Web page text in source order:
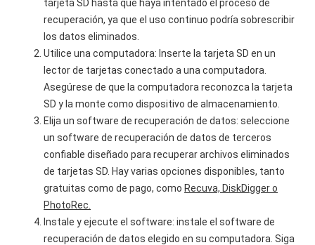
tarjeta SD hasta que haya intentado el proceso de
recuperación, ya que el uso continuo podría sobrescribir
los datos eliminados.
Utilice una computadora: Inserte la tarjeta SD en un
lector de tarjetas conectado a una computadora.
Asegúrese de que la computadora reconozca la tarjeta
SD y la monte como dispositivo de almacenamiento.
Elija un software de recuperación de datos: seleccione
un software de recuperación de datos de terceros
confiable diseñado para recuperar archivos eliminados
de tarjetas SD. Hay varias opciones disponibles, tanto
gratuitas como de pago, como Recuva, DiskDigger o
PhotoRec.
Instale y ejecute el software: instale el software de
recuperación de datos elegido en su computadora. Siga